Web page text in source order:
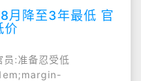
月降至3年最低 官
价
:准备忍受低